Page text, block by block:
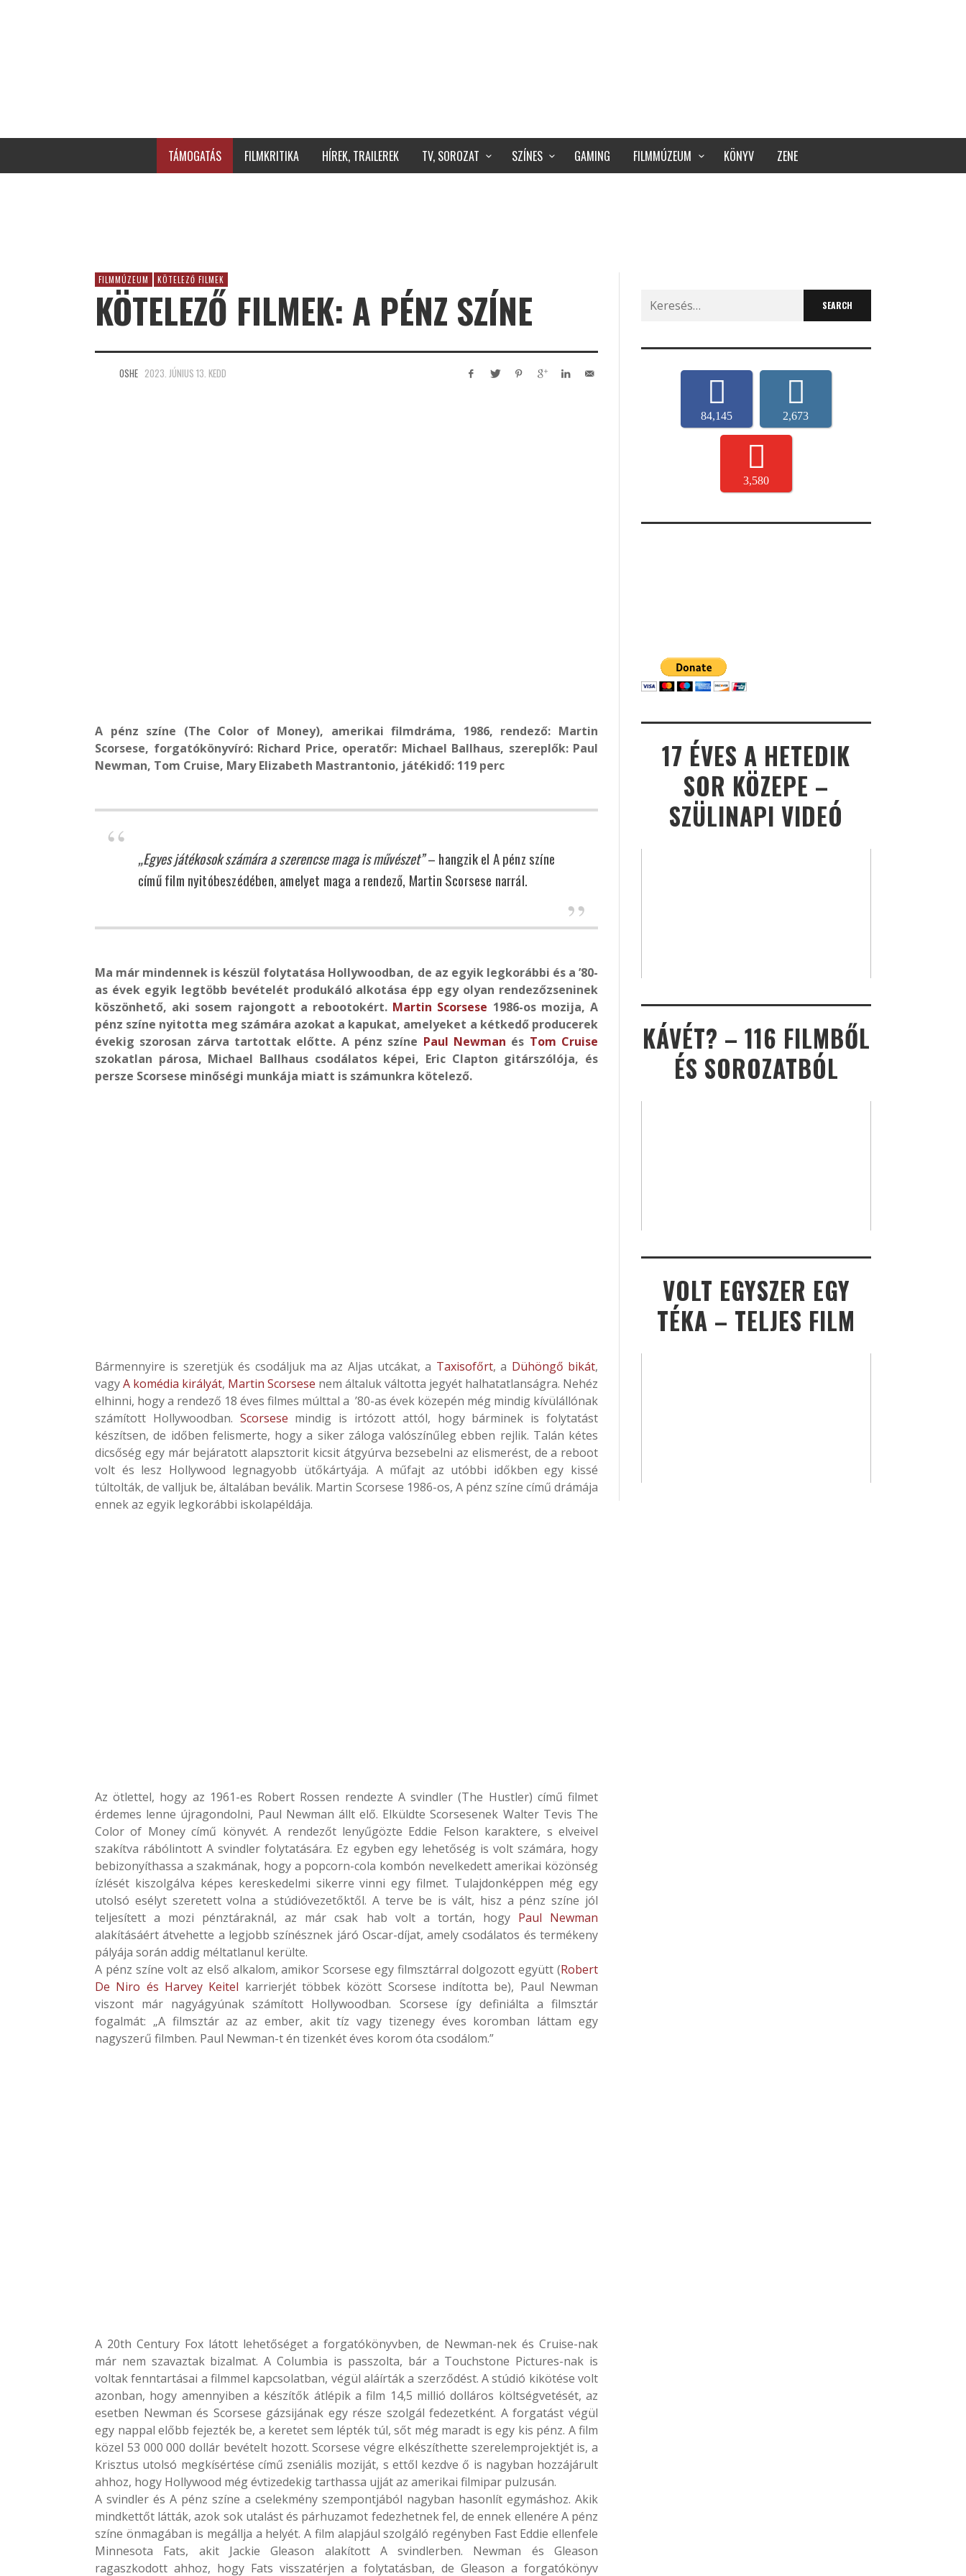
TÁMOGATÁS FILMKRITIKA HÍREK, TRAILEREK TV, SOROZAT SZÍNES GAMING FILMMÚZEUM KÖNYV ZENE
FILMMÚZEUM KÖTELEZŐ FILMEK
KÖTELEZŐ FILMEK: A PÉNZ SZÍNE
OSHE 2023. JÚNIUS 13. KEDD
A pénz színe (The Color of Money), amerikai filmdráma, 1986, rendező: Martin
Scorsese, forgatókönyvíró: Richard Price, operatőr: Michael Ballhaus, szereplők: Paul
Newman, Tom Cruise, Mary Elizabeth Mastrantonio, játékidő: 119 perc
„Egyes játékosok számára a szerencse maga is művészet”– hangzik el A pénz színe
című film nyitóbeszédében, amelyet maga a rendező, Martin Scorsese narrál.
Ma már mindennek is készül folytatása Hollywoodban, de az egyik legkorábbi és a ’80-
as évek egyik legtöbb bevételét produkáló alkotása épp egy olyan rendezőzseninek
köszönhető, aki sosem rajongott a rebootokért. Martin Scorsese 1986-os mozija, A
pénz színe nyitotta meg számára azokat a kapukat, amelyeket a kétkedő producerek
évekig szorosan zárva tartottak előtte. A pénz színe Paul Newman és Tom Cruise
szokatlan párosa, Michael Ballhaus csodálatos képei, Eric Clapton gitárszólója, és
persze Scorsese minőségi munkája miatt is számunkra kötelező.
Bármennyire is szeretjük és csodáljuk ma az Aljas utcákat, a Taxisofőrt, a Dühöngő bikát,
vagyA komédia királyát, Martin Scorsese nem általuk váltotta jegyét halhatatlanságra. Nehéz
elhinni, hogy a rendező 18 éves filmes múlttal a ’80-as évek közepén még mindig kívülállónak
számított Hollywoodban. Scorsese mindig is irtózott attól, hogy bárminek is folytatást
készítsen, de időben felismerte, hogy a siker záloga valószínűleg ebben rejlik. Talán kétes
dicsőség egy már bejáratott alapsztorit kicsit átgyúrva bezsebelni az elismerést, de a reboot
volt és lesz Hollywood legnagyobb ütőkártyája. A műfajt az utóbbi időkben egy kissé
túltolták, de valljuk be, általában beválik. Martin Scorsese 1986-os, A pénz színe című drámája
ennek az egyik legkorábbi iskolapéldája.
Az ötlettel, hogy az 1961-es Robert Rossen rendezte A svindler (The Hustler) című filmet
érdemes lenne újragondolni, Paul Newman állt elő. Elküldte Scorsesenek Walter Tevis The
Color of Money című könyvét. A rendezőt lenyűgözte Eddie Felson karaktere, s elveivel
szakítva rábólintott A svindler folytatására. Ez egyben egy lehetőség is volt számára, hogy
bebizonyíthassa a szakmának, hogy a popcorn-cola kombón nevelkedett amerikai közönség
ízlését kiszolgálva képes kereskedelmi sikerre vinni egy filmet. Tulajdonképpen még egy
utolsó esélyt szeretett volna a stúdióvezetőktől. A terve be is vált, hisz a pénz színe jól
teljesített a mozi pénztáraknál, az már csak hab volt a tortán, hogy Paul Newman
alakításáért átvehette a legjobb színésznek járó Oscar-díjat, amely csodálatos és termékeny
pályája során addig méltatlanul kerülte.
A pénz színe volt az első alkalom, amikor Scorsese egy filmsztárral dolgozott együtt (Robert
De Niro és Harvey Keitel karrierjét többek között Scorsese indította be), Paul Newman
viszont már nagyágyúnak számított Hollywoodban. Scorsese így definiálta a filmsztár
fogalmát: „A filmsztár az az ember, akit tíz vagy tizenegy éves koromban láttam egy
nagyszerű filmben. Paul Newman-t én tizenkét éves korom óta csodálom.”
A 20th Century Fox látott lehetőséget a forgatókönyvben, de Newman-nek és Cruise-nak
már nem szavaztak bizalmat. A Columbia is passzolta, bár a Touchstone Pictures-nak is
voltak fenntartásai a filmmel kapcsolatban, végül aláírták a szerződést. A stúdió kikötése volt
azonban, hogy amennyiben a készítők átlépik a film 14,5 millió dolláros költségvetését, az
esetben Newman és Scorsese gázsijának egy része szolgál fedezetként. A forgatást végül
egy nappal előbb fejezték be, a keretet sem lépték túl, sőt még maradt is egy kis pénz. A film
közel 53 000 000 dollár bevételt hozott.Scorsese végre elkészíthette szerelemprojektjét is, a
Krisztus utolsó megkísértése című zseniális moziját, s ettől kezdve ő is nagyban hozzájárult
ahhoz, hogy Hollywood még évtizedekig tarthassa ujját az amerikai filmipar pulzusán.
A svindler és A pénz színe a cselekmény szempontjából nagyban hasonlít egymáshoz. Akik
mindkettőt látták, azok sok utalást és párhuzamot fedezhetnek fel, de ennek ellenére A pénz
színe önmagában is megállja a helyét.A film alapjául szolgáló regényben Fast Eddie ellenfele
Minnesota Fats, akit Jackie Gleason alakított A svindlerben. Newman és Gleason
ragaszkodott ahhoz, hogy Fats visszatérjen a folytatásban, de Gleason a forgatókönyv
Search
for:
84,145 2,673
3,580
17 ÉVES A HETEDIK
SOR KÖZEPE –
SZÜLINAPI VIDEÓ
KÁVÉT? – 116 FILMBŐL
ÉS SOROZATBÓL
VOLT EGYSZER EGY
TÉKA – TELJES FILM